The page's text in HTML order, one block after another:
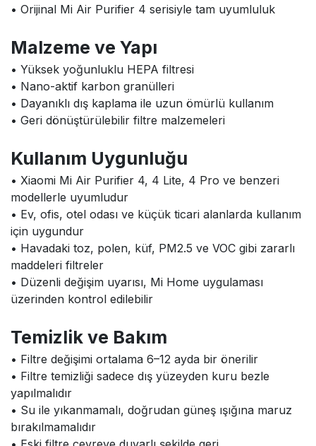
• Orijinal Mi Air Purifier 4 serisiyle tam uyumluluk
Malzeme ve Yapı
• Yüksek yoğunluklu HEPA filtresi
• Nano-aktif karbon granülleri
• Dayanıklı dış kaplama ile uzun ömürlü kullanım
• Geri dönüştürülebilir filtre malzemeleri
Kullanım Uygunluğu
• Xiaomi Mi Air Purifier 4, 4 Lite, 4 Pro ve benzeri
modellerle uyumludur
• Ev, ofis, otel odası ve küçük ticari alanlarda kullanım
için uygundur
• Havadaki toz, polen, küf, PM2.5 ve VOC gibi zararlı
maddeleri filtreler
• Düzenli değişim uyarısı, Mi Home uygulaması
üzerinden kontrol edilebilir
Temizlik ve Bakım
• Filtre değişimi ortalama 6–12 ayda bir önerilir
• Filtre temizliği sadece dış yüzeyden kuru bezle
yapılmalıdır
• Su ile yıkanmamalı, doğrudan güneş ışığına maruz
bırakılmamalıdır